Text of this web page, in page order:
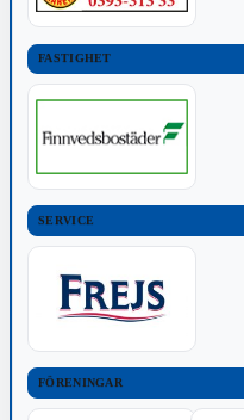
FASTIGHET
SERVICE
FÖRENINGAR